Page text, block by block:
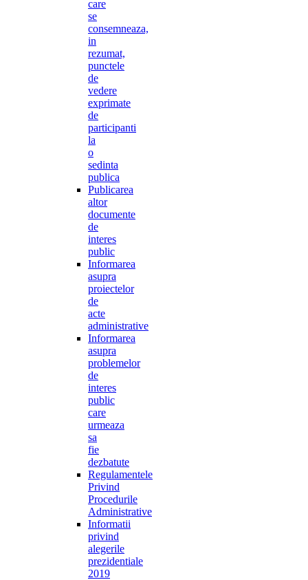
care
se
consemneaza,
in
rezumat,
punctele
de
vedere
exprimate
de
participanti
la
o
sedinta
publica
Publicarea
altor
documente
de
interes
public
Informarea
asupra
proiectelor
de
acte
administrative
Informarea
asupra
problemelor
de
interes
public
care
urmeaza
sa
fie
dezbatute
Regulamentele
Privind
Procedurile
Administrative
Informatii
privind
alegerile
prezidentiale
2019